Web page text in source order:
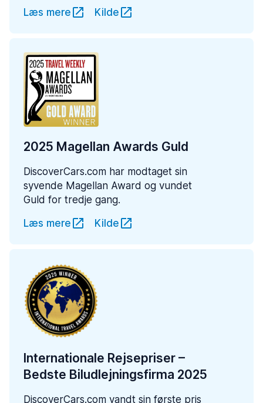
Læs mere
Kilde
2025 Magellan Awards Guld
DiscoverCars.com har modtaget sin
syvende Magellan Award og vundet
Guld for tredje gang.
Læs mere
Kilde
Internationale Rejsepriser –
Bedste Biludlejningsfirma 2025
DiscoverCars.com vandt sin første pris